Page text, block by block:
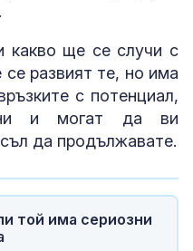
какво ще се случи с
развият те, но има
с потенциал,
и могат да ви
да продължавате.
той има сериозни